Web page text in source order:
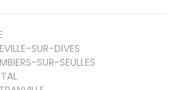
SUR-DIVES
SUR-SEULLES